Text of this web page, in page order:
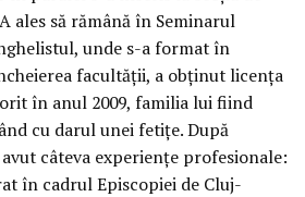
ales să rămână în Seminarul
unde s-a format în
facultății, a obținut licența
în anul 2009, familia lui fiind
cu darul unei fetițe. După
câteva experiențe profesionale:
în cadrul Episcopiei de Cluj-